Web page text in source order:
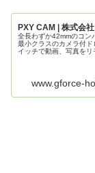
PXY CAM | 株式会
全長わずか42mmのコン
最小クラスのカメラ付
イッチで動画、写真をリ
www.gforce-